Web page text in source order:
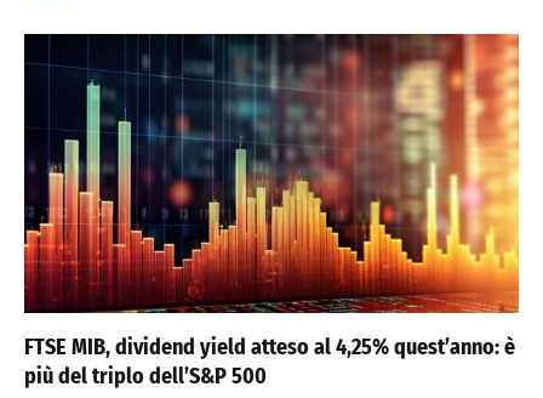
FTSE MIB, dividend yield atteso al 4,25% quest’anno: è
più del triplo dell’S&P 500